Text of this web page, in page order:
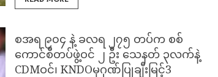
စအရ ၉၀၄ နဲ့ ခလရ ၂၇၅ တပ်က စစ်
ကောင်စီတပ်ဖွဲ့ဝင် ၂ ဦး သေနတ် ၃လက်နဲ့
CDMဝင်၊ KNDOမှဂုဏ်ပြုချီးမြင့်3